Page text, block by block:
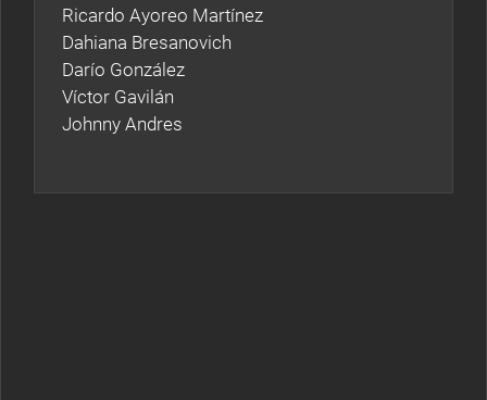
Ricardo Ayoreo Martínez
Dahiana Bresanovich
Darío González
Víctor Gavilán
Johnny Andres